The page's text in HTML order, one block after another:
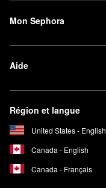
Mon Sephora
Aide
Région et langue
United States - English
Canada - English
Canada - Français